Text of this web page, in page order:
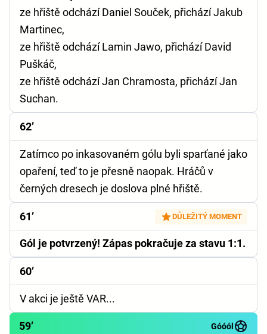
ze hřiště odchází Daniel Souček, přichází Jakub
Martinec,
ze hřiště odchází Lamin Jawo, přichází David
Puškáč,
ze hřiště odchází Jan Chramosta, přichází Jan
Suchan.
62’
Zatímco po inkasovaném gólu byli sparťané jako
opaření, teď to je přesně naopak. Hráčů v
černých dresech je doslova plné hřiště.
61’ DŮLEŽITÝ MOMENT
Gól je potvrzený! Zápas pokračuje za stavu 1:1.
60’
V akci je ještě VAR...
59’ Góóól